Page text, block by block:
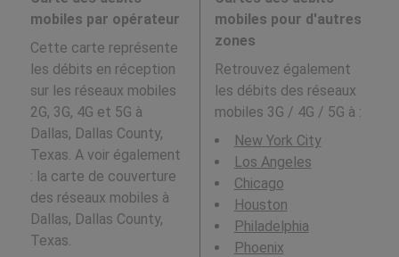
mobiles par opérateur
Cette carte représente
les débits en réception
sur les réseaux mobiles
2G, 3G, 4G et 5G à
Dallas, Dallas County,
Texas. A voir également
: la carte de couverture
des réseaux mobiles à
Dallas, Dallas County,
Texas.
mobiles pour d'autres
zones
Retrouvez également
les débits des réseaux
mobiles 3G / 4G / 5G à :
New York City
Los Angeles
Chicago
Houston
Philadelphia
Phoenix